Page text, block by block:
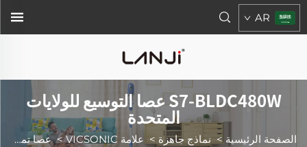
AR
S7-BLDC480W عصا التوسيع للولايات
المتحدة
الصفحة الرئيسية > نماذج جاهزة > علامة VICSONIC >عصا تمديد S7-BLDC480W للاستخدام في الولايات المتحدة